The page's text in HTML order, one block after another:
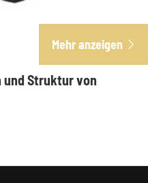
Mehr anzeigen 
und Struktur von